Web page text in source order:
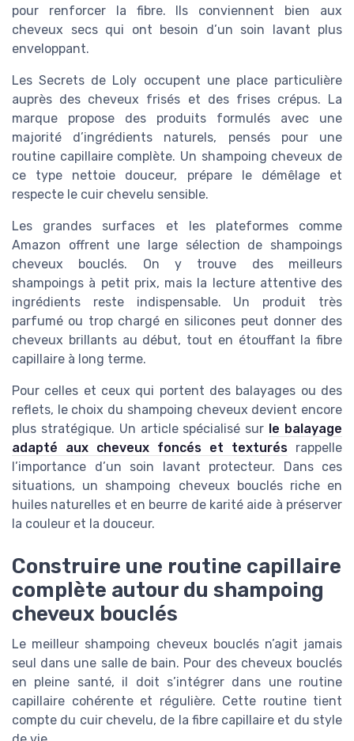
pour renforcer la fibre. Ils conviennent bien aux
cheveux secs qui ont besoin d’un soin lavant plus
enveloppant.
Les Secrets de Loly occupent une place particulière
auprès des cheveux frisés et des frises crépus. La
marque propose des produits formulés avec une
majorité d’ingrédients naturels, pensés pour une
routine capillaire complète. Un shampoing cheveux de
ce type nettoie douceur, prépare le démêlage et
respecte le cuir chevelu sensible.
Les grandes surfaces et les plateformes comme
Amazon offrent une large sélection de shampoings
cheveux bouclés. On y trouve des meilleurs
shampoings à petit prix, mais la lecture attentive des
ingrédients reste indispensable. Un produit très
parfumé ou trop chargé en silicones peut donner des
cheveux brillants au début, tout en étouffant la fibre
capillaire à long terme.
Pour celles et ceux qui portent des balayages ou des
reflets, le choix du shampoing cheveux devient encore
plus stratégique. Un article spécialisé sur le balayage
adapté aux cheveux foncés et texturés rappelle
l’importance d’un soin lavant protecteur. Dans ces
situations, un shampoing cheveux bouclés riche en
huiles naturelles et en beurre de karité aide à préserver
la couleur et la douceur.
Construire une routine capillaire
complète autour du shampoing
cheveux bouclés
Le meilleur shampoing cheveux bouclés n’agit jamais
seul dans une salle de bain. Pour des cheveux bouclés
en pleine santé, il doit s’intégrer dans une routine
capillaire cohérente et régulière. Cette routine tient
compte du cuir chevelu, de la fibre capillaire et du style